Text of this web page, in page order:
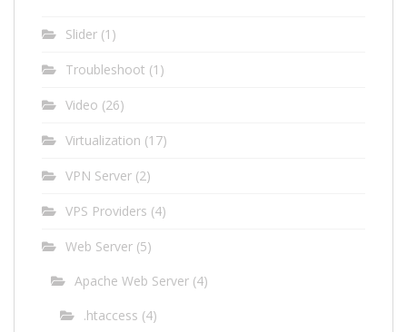
Slider (1)
Troubleshoot (1)
Video (26)
Virtualization (17)
VPN Server (2)
VPS Providers (4)
Web Server (5)
Apache Web Server (4)
.htaccess (4)